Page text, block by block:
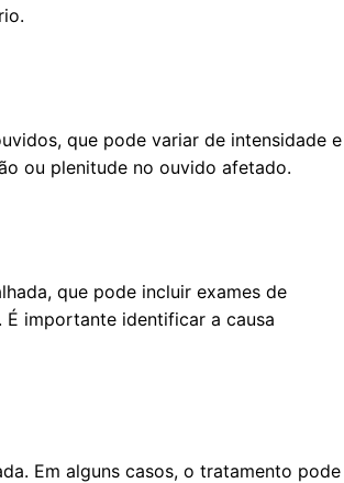
que pode variar de intensidade e
ou plenitude no ouvido afetado.
que pode incluir exames de
importante identificar a causa
Em alguns casos, o tratamento pode